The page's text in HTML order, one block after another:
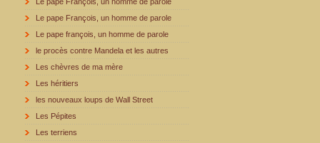
Le pape François, un homme de parole
Le pape françois, un homme de parole
le procès contre Mandela et les autres
Les chèvres de ma mère
Les héritiers
les nouveaux loups de Wall Street
Les Pépites
Les terriens